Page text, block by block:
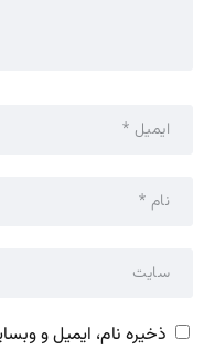
ذخیره نام، ایمیل و